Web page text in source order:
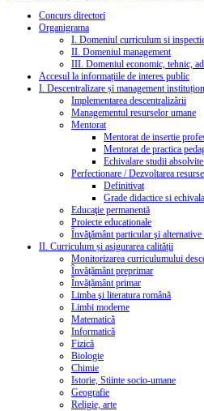
Concurs directori
Organigrama
I. Domeniul curriculum si
II. Domeniul management
III. Domeniul economic, tehnic,
Accesul la informațiile de interes public
I. Descentralizare și management
Implementarea descentralizării
Managementul resurselor umane
Mentorat
Mentorat de insertie
Mentorat de practica
Echivalare studii
Perfectionare / Dezvoltarea
Definitivat
Grade didactice si
Educaţie permanentă
Proiecte educationale
Învăţământ particular şi alternative
II. Curriculum și asigurarea calității
Monitorizarea curriculumului
Învățământ preprimar
Învățământ primar
Limba şi literatura română
Limbi moderne
Matematică
Informatică
Fizică
Biologie
Chimie
Istorie, Stiinte socio-umane
Geografie
Religie, arte